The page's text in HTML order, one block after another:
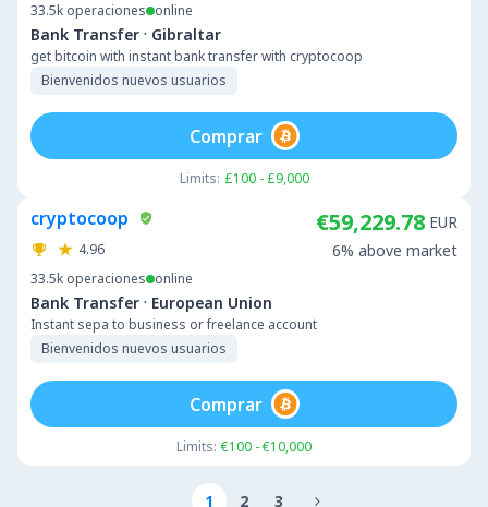
33.5k operaciones online
Bank Transfer · Gibraltar
get bitcoin with instant bank transfer with cryptocoop
Bienvenidos nuevos usuarios
Limits: £100 - £9,000
Comprar
cryptocoop
4.96
33.5k operaciones online
Bank Transfer · European Union
Instant sepa to business or freelance account
Bienvenidos nuevos usuarios
€59,229.78 EUR
6% above market
Limits: €100 - €10,000
Comprar
1 2 3 